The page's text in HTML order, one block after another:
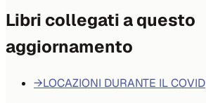
Libri collegati a questo
aggiornamento
→LOCAZIONI DURANTE IL COVID